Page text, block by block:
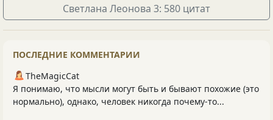
Светлана Леонова 3: 580 цитат
ПОСЛЕДНИЕ КОММЕНТАРИИ
TheMagicCat
Я понимаю, что мысли могут быть и бывают похожие (это
нормально), однако, человек никогда почему-то...